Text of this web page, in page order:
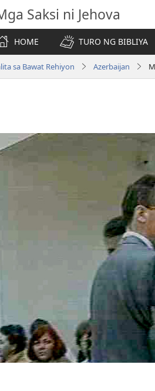
Saksi ni Jehova
HOME
TURO NG BIBLIYA
sa Bawat Rehiyon Azerbaijan